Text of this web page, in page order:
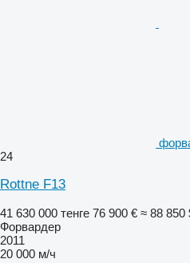
24
Rottne F13
41 630 000 тенге 76 900 € ≈ 88 850
Форвардер
2011
20 000 м/ч